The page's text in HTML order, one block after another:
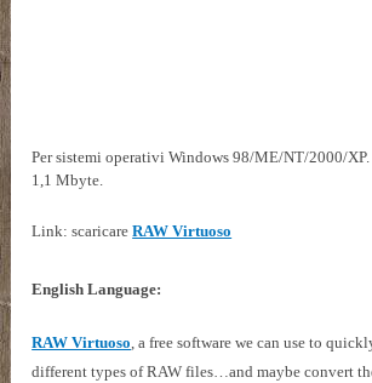
Per sistemi operativi Windows 98/ME/NT/2000/
1,1 Mbyte.
Link: scaricareRAW Virtuoso
English Language:
RAW Virtuoso, a free software we can use to
different types of RAW files…and maybe convert